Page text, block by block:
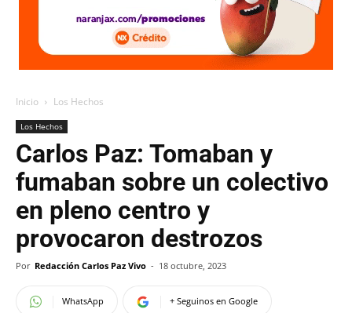
Inicio Los Hechos
Los Hechos
Carlos Paz: Tomaban y
fumaban sobre un colectivo
en pleno centro y
provocaron destrozos
Por Redacción Carlos Paz Vivo - 18 octubre, 2023
WhatsApp + Seguinos en Google